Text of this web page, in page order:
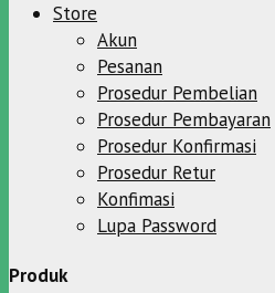
Store
Akun
Pesanan
Prosedur Pembelian
Prosedur Pembayaran
Prosedur Konfirmasi
Prosedur Retur
Konfimasi
Lupa Password
Produk